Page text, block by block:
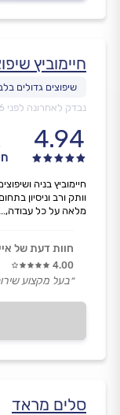
חיימוביץ
נבדק לאחרונה לפני 6 ימים
4.94
חיימוביץ בניה
וותק ורב וניסיון
מלאה על כל עבודה,...
חוות דעת של
4.00
״בעל מקצוע
סלים מראד